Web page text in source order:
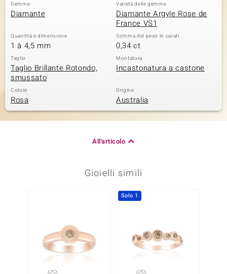
Gemme
Diamante
Varietà delle gemme
Diamante Argyle Rose de
France VS1
Quantità e dimensione
1 à 4,5 mm
Somma del peso in carati
0,34 ct
Taglio
Taglio Brillante Rotondo,
smussato
Montatura
Incastonatura a castone
Colore
Rosa
Origine
Australia
All'articolo
Gioielli simili
Solo 1